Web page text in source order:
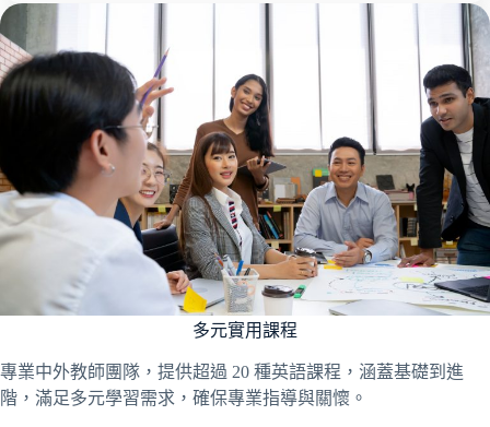
多元實用課程
專業中外教師團隊，提供超過 20 種英語課程，涵蓋基礎到進
階，滿足多元學習需求，確保專業指導與關懷。